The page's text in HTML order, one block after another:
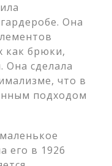
Она
как брюки,
Она сделала
что в
подходом
его в 1926